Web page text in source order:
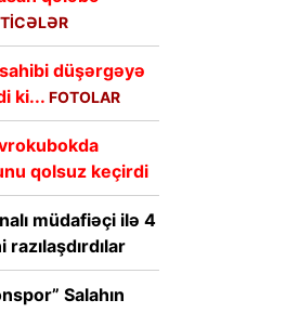
düşərgəyə
ki... FOTOLAR
qolsuz keçirdi
müdafiəçi ilə 4
Salahın